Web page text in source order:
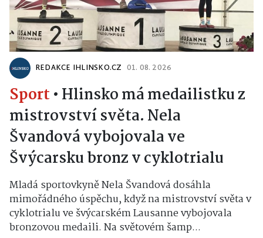
REDAKCE IHLINSKO.CZ 01. 08. 2026
Sport • Hlinsko má medailistku z
mistrovství světa. Nela
Švandová vybojovala ve
Švýcarsku bronz v cyklotrialu
Mladá sportovkyně Nela Švandová dosáhla
mimořádného úspěchu, když na mistrovství světa v
cyklotrialu ve švýcarském Lausanne vybojovala
bronzovou medaili. Na světovém šamp...